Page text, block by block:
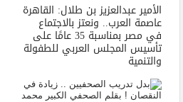
الأمير عبدالعزيز بن طلال: القاهرة
عاصمة العرب.. ونعتز بالاجتماع
في مصر بمناسبة 35 عامًا على
تأسيس المجلس العربي للطفولة
والتنمية